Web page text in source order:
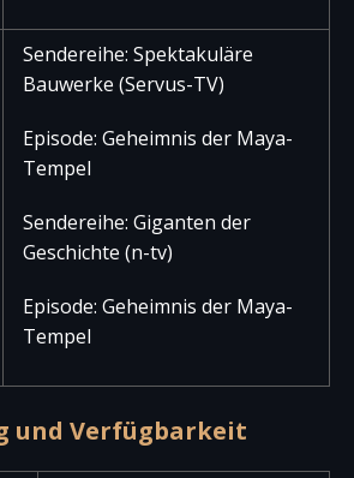
Sendereihe: Spektakuläre
Bauwerke (Servus-TV)
Episode: Geheimnis der Maya-
Tempel
Sendereihe: Giganten der
Geschichte (n-tv)
Episode: Geheimnis der Maya-
Tempel
und Verfügbarkeit